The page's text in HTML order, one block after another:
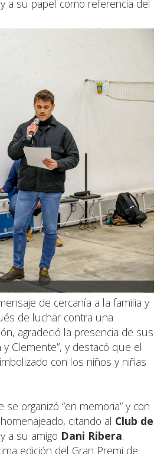
a su papel como referencia del
de cercanía a la familia y
de luchar contra una
agradeció la presencia de sus
Clemente”, y destacó que el
con los niños y niñas
organizó “en memoria” y con
citando al Club de
y a su amigo Dani Ribera.
edición del Gran Premi de